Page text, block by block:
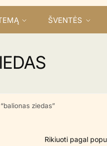
ŠVENTĖS
ziedas”